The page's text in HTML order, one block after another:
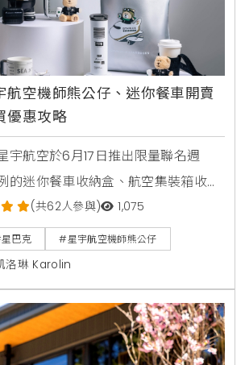
航空機師熊公仔、迷你餐車開賣
優惠攻略
宇航空於6月17日推出限量聯名週
的迷你餐車收納盒、航空集裝箱收納
收納袋。台北限定門市更首賣黑登機
有西雅圖創始店與台灣星巴克生日等
出隱藏版機師熊公仔。
(共62人參與) 1,075
巴克 #星宇航空機師熊公仔
洛琳 Karolin